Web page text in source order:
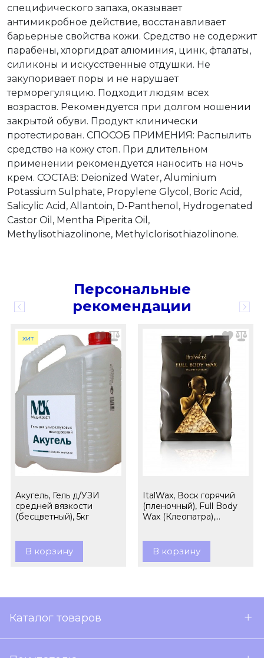
специфического запаха, оказывает
антимикробное действие, восстанавливает
барьерные свойства кожи. Средство не содержит
парабены, хлоргидрат алюминия, цинк, фталаты,
силиконы и искусственные отдушки. Не
закупоривает поры и не нарушает
терморегуляцию. Подходит людям всех
возрастов. Рекомендуется при долгом ношении
закрытой обуви. Продукт клинически
протестирован. СПОСОБ ПРИМЕНИЯ: Распылить
средство на кожу стоп. При длительном
применении рекомендуется наносить на ночь
крем. СОСТАВ: Deionized Water, Aluminium
Potassium Sulphate, Propylene Glycol, Boric Acid,
Salicylic Acid, Allantoin, D-Panthenol, Hydrogenated
Castor Oil, Mentha Piperita Oil,
Methylisothiazolinone, Methylclorisothiazolinone.
Персональные
рекомендации
хит
Акугель, Гель д/УЗИ
средней вязкости
(бесцветный), 5кг
В корзину
ItalWax, Воск горячий
(пленочный), Full Body
Wax (Клеопатра),
В корзину
Каталог товаров